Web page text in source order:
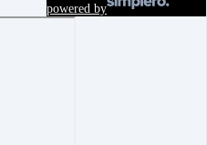
powered by